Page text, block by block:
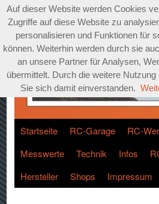
Startseite RC-Garage RC-
Messwerte
Technik Infos
Hersteller
Shops Impressum
Auf dieser Website werden Cookies
Zugriffe auf diese Website zu
personalisieren und Funktionen für
können. Weiterhin werden durch sie
an unsere Partner für Analysen,
übermittelt. Durch die weitere
Sie sich damit einverstanden.